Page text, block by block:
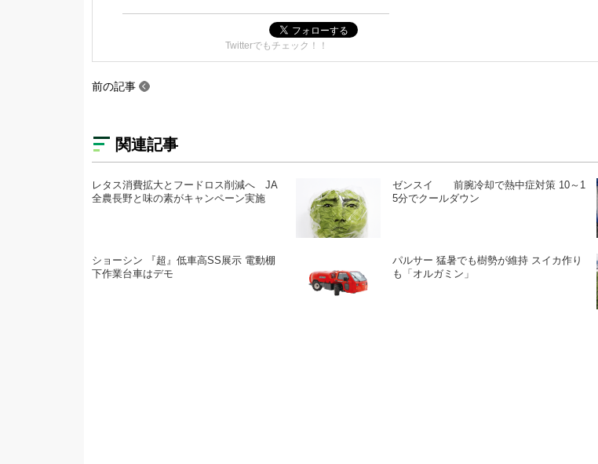
Twitterでもチェック！！
前の記事
関連記事
レタス消費拡大とフードロス削減へ JA
全農長野と味の素がキャンペーン実施
ゼンスイ 前腕冷却で熱中症対策 10～1
5分でクールダウン
ショーシン 『超』低車高SS展示 電動棚
下作業台車はデモ
パルサー 猛暑でも樹勢が維持 スイカ作り
も「オルガミン」